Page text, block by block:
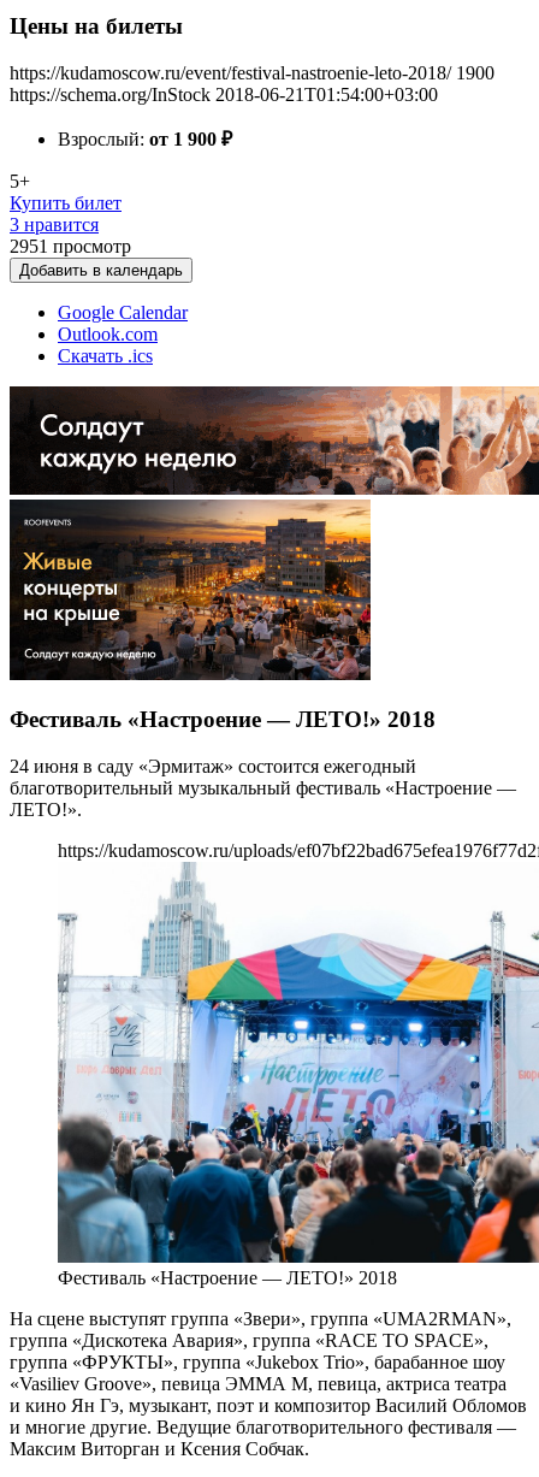
Цены на билеты
https://kudamoscow.ru/event/festival-nastroenie-leto-2018/ 1900
https://schema.org/InStock 2018-06-21T01:54:00+03:00
Взрослый: от 1 900 ₽
5+
Купить билет
3 нравится
2951 просмотр
Добавить в календарь
Google Calendar
Outlook.com
Скачать .ics
Фестиваль «Настроение — ЛЕТО!» 2018
24 июня в саду «Эрмитаж» состоится ежегодный
благотворительный музыкальный фестиваль «Настроение —
ЛЕТО!».
https://kudamoscow.ru/uploads/
Фестиваль «Настроение — ЛЕТО!» 2018
На сцене выступят группа «Звери», группа «UMA2RMAN»,
группа «Дискотека Авария», группа «RACE TO SPACE»,
группа «ФРУКТЫ», группа «Jukebox Trio», барабанное шоу
«Vasiliev Groove», певица ЭММА М, певица, актриса театра
и кино Ян Гэ, музыкант, поэт и композитор Василий Обломов
и многие другие. Ведущие благотворительного фестиваля —
Максим Виторган и Ксения Собчак.